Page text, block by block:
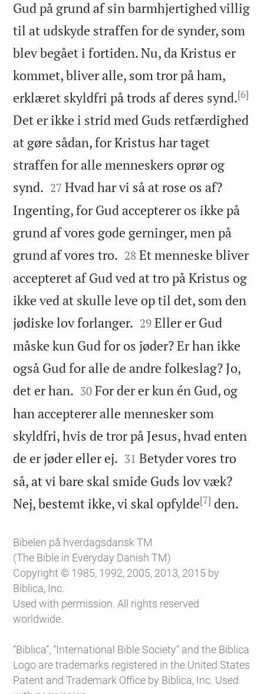
Gud på grund af sin barmhjertighed villig
til at udskyde straffen for de synder, som
blev begået i fortiden. Nu, da Kristus er
kommet, bliver alle, som tror på ham,
erklæret skyldfri på trods af deres synd.[6]
Det er ikke i strid med Guds retfærdighed
at gøre sådan, for Kristus har taget
straffen for alle menneskers oprør og
synd. 

27 Hvad har vi så at rose os af?
Ingenting, for Gud accepterer os ikke på
grund af vores gode gerninger, men på
grund af vores tro. 

28 Et menneske bliver
accepteret af Gud ved at tro på Kristus og
ikke ved at skulle leve op til det, som den
jødiske lov forlanger. 

29 Eller er Gud
måske kun Gud for os jøder? Er han ikke
også Gud for alle de andre folkeslag? Jo,
det er han. 

30 For der er kun én Gud, og
han accepterer alle mennesker som
skyldfri, hvis de tror på Jesus, hvad enten
de er jøder eller ej. 

31 Betyder vores tro
så, at vi bare skal smide Guds lov væk?
Nej, bestemt ikke, vi skal opfylde[7] den.
Bibelen på hverdagsdansk TM
(The Bible in Everyday Danish TM)
Copyright © 1985, 1992, 2005, 2013, 2015 by
Biblica, Inc.
Used with permission. All rights reserved
worldwide.
“Biblica”, “International Bible Society” and the Biblica
Logo are trademarks registered in the United States
Patent and Trademark Office by Biblica, Inc. Used